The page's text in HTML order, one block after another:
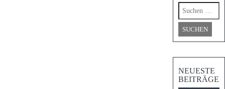
Suchen
nach:
NEUESTE
BEITRÄGE